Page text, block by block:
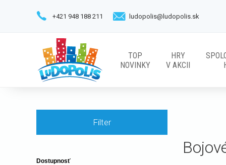
TOP
NOVINKY
HRY
V AKCII
+421 948 188 211 ludopolis@ludopolis.sk
Filter
Dostupnosť